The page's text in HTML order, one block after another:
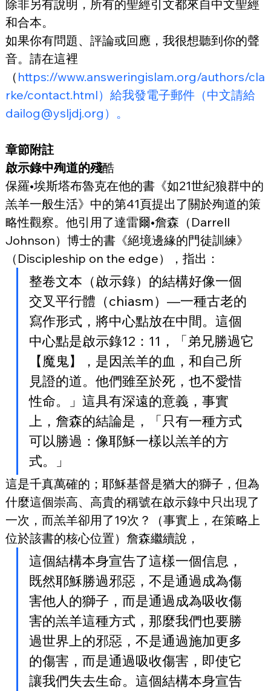
除非另有說明，所有的聖經引文都來自中文聖經
和合本。
如果你有問題、評論或回應，我很想聽到你的聲
音。請在這裡
（ https://www.answeringislam.org/authors/cla
rke/contact.html）給我發電子郵件（中文請給
dailog@ysljdj.org）。
章節附註
啟示錄中殉道的殘酷
保羅•埃斯塔布魯克在他的書《如21世紀狼群中的
羔羊一般生活》中的第41頁提出了關於殉道的策
略性觀察。他引用了達雷爾•詹森（Darrell
Johnson）博士的書《絕境邊緣的門徒訓練》
（Discipleship on the edge），指出：
整卷文本（啟示錄）的結構好像一個
交叉平行體（chiasm）—一種古老的
寫作形式，將中心點放在中間。這個
中心點是啟示錄12：11，「弟兄勝過它
【魔鬼】，是因羔羊的血，和自己所
見證的道。他們雖至於死，也不愛惜
性命。」這具有深遠的意義，事實
上，詹森的結論是，「只有一種方式
可以勝過：像耶穌一樣以羔羊的方
式。」
這是千真萬確的；耶穌基督是猶大的獅子，但為
什麼這個崇高、高貴的稱號在啟示錄中只出現了
一次，而羔羊卻用了19次？（事實上，在策略上
位於該書的核心位置）詹森繼續說，
這個結構本身宣告了這樣一個信息，
既然耶穌勝過邪惡，不是通過成為傷
害他人的獅子，而是通過成為吸收傷
害的羔羊這種方式，那麼我們也要勝
過世界上的邪惡，不是通過施加更多
的傷害，而是通過吸收傷害，即使它
讓我們失去生命。這個結構本身宣告